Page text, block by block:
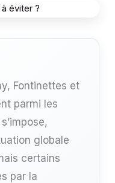
Fontinettes et
parmi les
globale
certains
par la